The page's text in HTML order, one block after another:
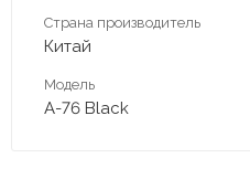
Страна производитель
Китай
Модель
A-76 Black